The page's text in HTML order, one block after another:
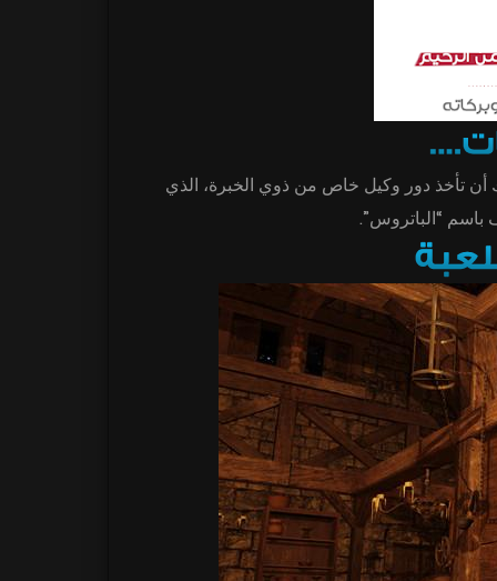
تأخذ دور وكيل خاص من ذوي الخبرة، الذي
“الباتروس”.